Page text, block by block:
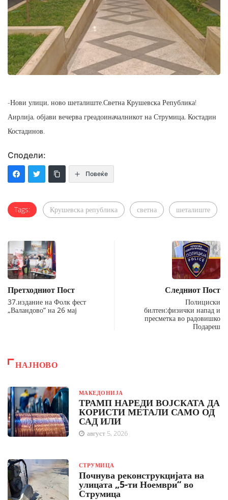
-Нови улици, ново шеталиште.Светна Крушевска Република!
Аирлија, објави вечерва греадоиначалникот на Струмица, Костадин
Костадинов.
Сподели:
Повеќе
Tags: Крушевска република светна шеталиште
Претходниот Пост
37.издание на Фолк фест
„Валандово“ на 26 мај
Следниот Пост
Полициски
билтен:физички напад и
пресметка во радовишко
Подареш
НАЈНОВО
МАКЕДОНИЈА
ТРАМП НАРЕДИ ВОЈСКАТА ДА
КОРИСТИ МЕТАЛИ САМО ОД
САД ИЛИ
август 5, 2026
СТРУМИЦА
Почнува реконструкцијата на
улицата „5-ти Ноември“ во
Струмица